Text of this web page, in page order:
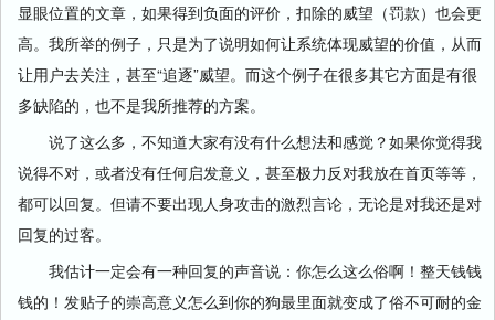
显眼位置的文章，如果得到负面的评价，扣除的威望（罚款）也会更
高。我所举的例子，只是为了说明如何让系统体现威望的价值，从而
让用户去关注，甚至“追逐”威望。而这个例子在很多其它方面是有很
多缺陷的，也不是我所推荐的方案。
说了这么多，不知道大家有没有什么想法和感觉？如果你觉得我
说得不对，或者没有任何启发意义，甚至极力反对我放在首页等等，
都可以回复。但请不要出现人身攻击的激烈言论，无论是对我还是对
回复的过客。
我估计一定会有一种回复的声音说：你怎么这么俗啊！整天钱钱
钱的！发贴子的崇高意义怎么到你的狗最里面就变成了俗不可耐的金